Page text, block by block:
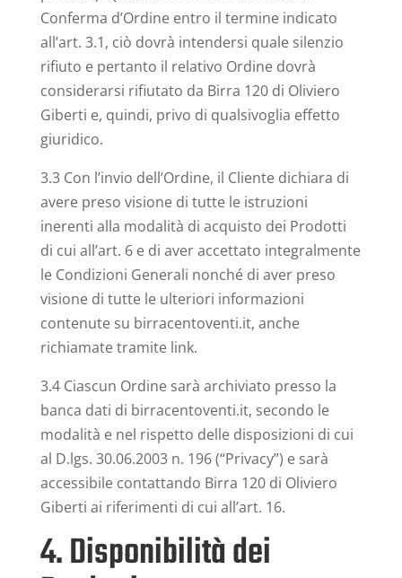
Conferma d’Ordine entro il termine indicato
all’art. 3.1, ciò dovrà intendersi quale silenzio
rifiuto e pertanto il relativo Ordine dovrà
considerarsi rifiutato da Birra 120 di Oliviero
Giberti e, quindi, privo di qualsivoglia effetto
giuridico.
3.3 Con l’invio dell’Ordine, il Cliente dichiara di
avere preso visione di tutte le istruzioni
inerenti alla modalità di acquisto dei Prodotti
di cui all’art. 6 e di aver accettato integralmente
le Condizioni Generali nonché di aver preso
visione di tutte le ulteriori informazioni
contenute su birracentoventi.it, anche
richiamate tramite link.
3.4 Ciascun Ordine sarà archiviato presso la
banca dati di birracentoventi.it, secondo le
modalità e nel rispetto delle disposizioni di cui
al D.lgs. 30.06.2003 n. 196 (“Privacy”) e sarà
accessibile contattando Birra 120 di Oliviero
Giberti ai riferimenti di cui all’art. 16.
4. Disponibilità dei